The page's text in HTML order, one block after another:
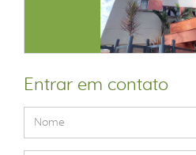
Entrar em contato